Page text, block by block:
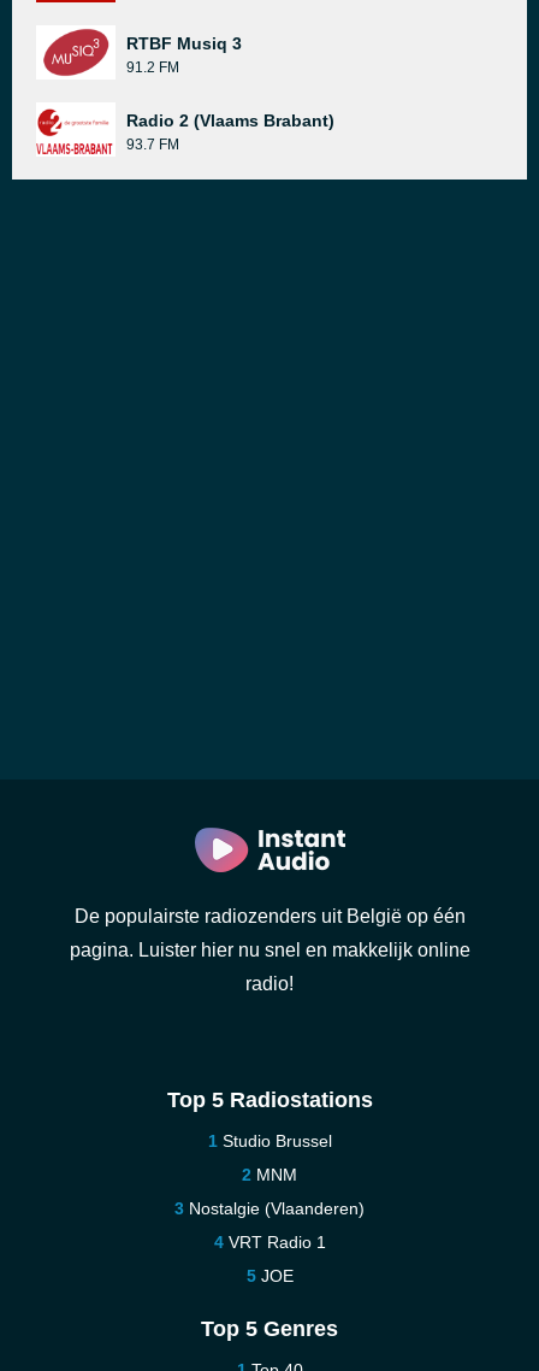
RTBF Musiq 3
91.2 FM
Radio 2 (Vlaams Brabant)
93.7 FM
De populairste radiozenders uit België op één
pagina. Luister hier nu snel en makkelijk online
radio!
Top 5 Radiostations
Studio Brussel
MNM
Nostalgie (Vlaanderen)
VRT Radio 1
JOE
Top 5 Genres